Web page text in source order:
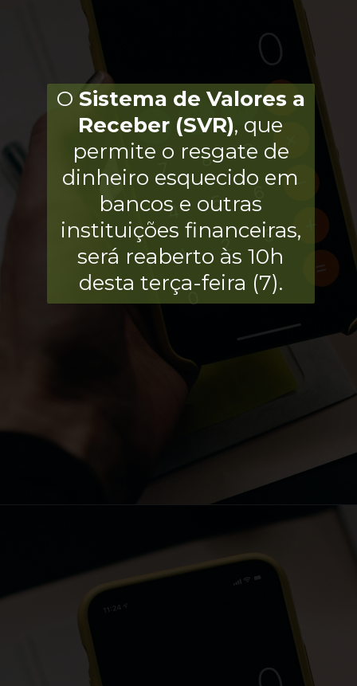
O Sistema de Valores a
Receber (SVR), que
permite o resgate de
dinheiro esquecido em
bancos e outras
instituições financeiras,
será reaberto às 10h
desta terça-feira (7).